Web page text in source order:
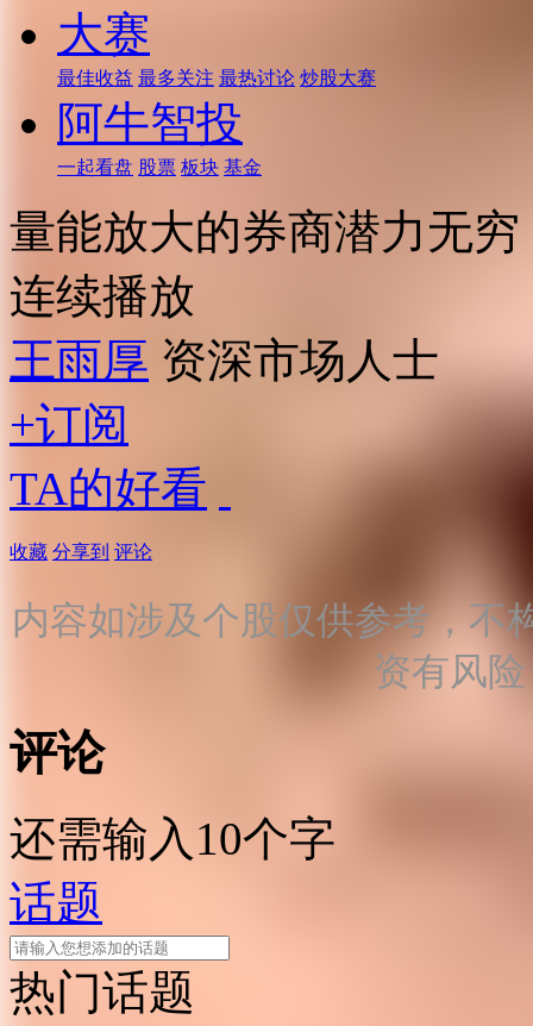
大赛
最佳收益 最多关注 最热讨论 炒股大赛
阿牛智投
一起看盘 股票 板块 基金
量能放大的券商潜力无穷
连续播放
王雨厚 资深市场人士
+订阅
TA的好看
收藏 分享到 评论
内容如涉及个股仅供参考，不
资有风
评论
还需输入10个字
话题
热门话题